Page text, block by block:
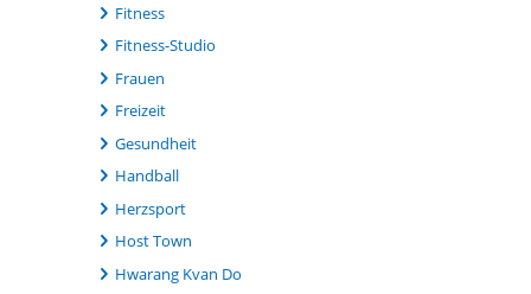
Fitness
Fitness-Studio
Frauen
Freizeit
Gesundheit
Handball
Herzsport
Host Town
Hwarang Kvan Do